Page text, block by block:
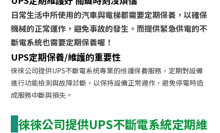
日常生活中所使用的汽車與電梯都需要定期保養，以確保
機械的正常運作，避免事故的發生。而提供緊急供電的不
斷電系統也需要定期保養喔！
UPS定期保養/維護的重要性
徠徠公司提供UPS不斷電系统專業的维護保養服務，定期對設備
進行功能檢測與故障診斷，以保持設備正常運作，避免停電時造
成服務中斷與損失。
徠徠公司提供UPS不斷電系統定期維